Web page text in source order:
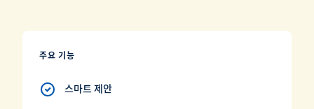
주요 기능
스마트 제안